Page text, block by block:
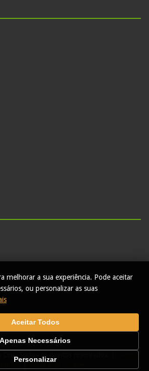
melhorar a sua experiência. Pode aceitar
ou personalizar as suas
Aceitar Todos
Apenas Necessários
Personalizar